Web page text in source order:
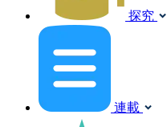
探究
連載